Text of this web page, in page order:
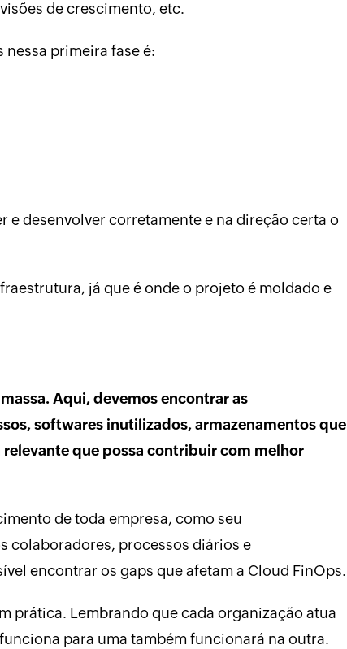
de crescimento, etc.
primeira fase é:
e desenvolver corretamente e na direção certa o
já que é onde o projeto é moldado e
Aqui, devemos encontrar as
softwares inutilizados, armazenamentos que
que possa contribuir com melhor
de toda empresa, como seu
colaboradores, processos diários e
encontrar os gaps que afetam a Cloud FinOps.
prática. Lembrando que cada organização atua
para uma também funcionará na outra.